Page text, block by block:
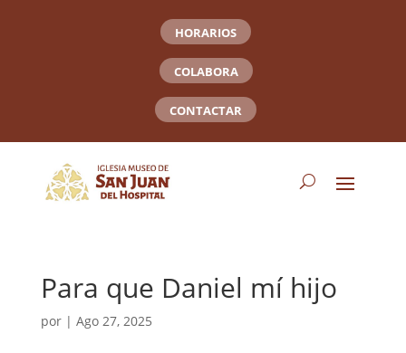
HORARIOS
COLABORA
CONTACTAR
Para que Daniel mí hijo
por | Ago 27, 2025